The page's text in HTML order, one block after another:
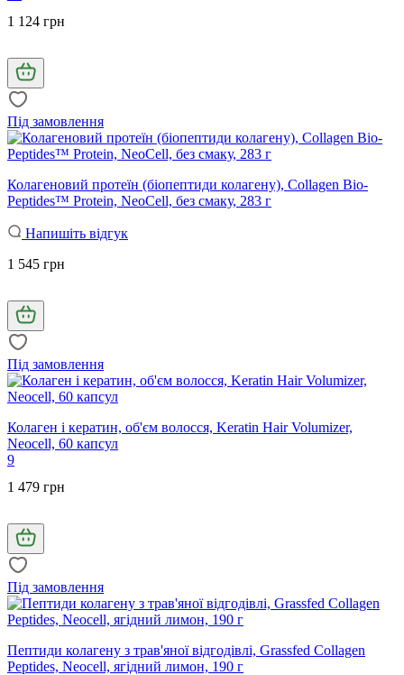
1 124 грн
Під замовлення
Колагеновий протеїн (біопептиди колагену), Collagen Bio-
Peptides™ Protein, NeoCell, без смаку, 283 г
Напишіть відгук
1 545 грн
Під замовлення
Колаген і кератин, об'єм волосся, Keratin Hair Volumizer,
Neocell, 60 капсул
9
1 479 грн
Під замовлення
Пептиди колагену з трав'яної відгодівлі, Grassfed Collagen
Peptides, Neocell, ягідний лимон, 190 г